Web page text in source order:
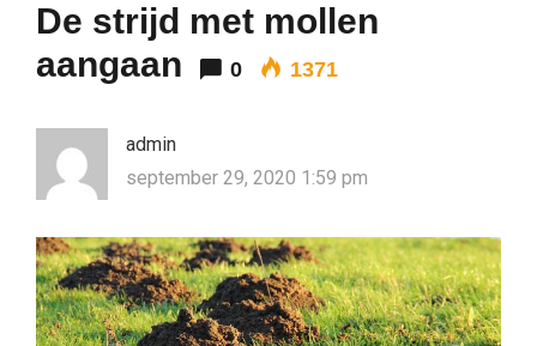
De strijd met mollen
aangaan
0 1371
admin
september 29, 2020 1:59 pm